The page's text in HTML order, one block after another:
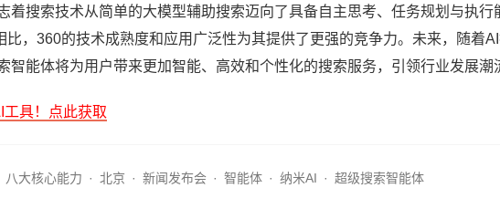
着搜索技术从简单的大模型辅助搜索迈向了具备自主思考、任务规划与执行
比，360的技术成熟度和应用广泛性为其提供了更强的竞争力。未来，随着
智能体将为用户带来更加智能、高效和个性化的搜索服务，引领行业发展潮
具！点此获取
八大核心能力 · 北京 · 新闻发布会 · 智能体 · 纳米AI · 超级搜索智能体